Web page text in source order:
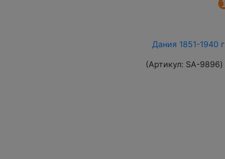
Дания 1851-1940
(Артикул: SA-9896)